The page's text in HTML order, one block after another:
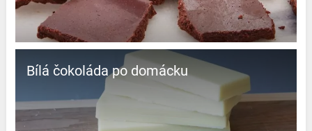
Bílá čokoláda po domácku